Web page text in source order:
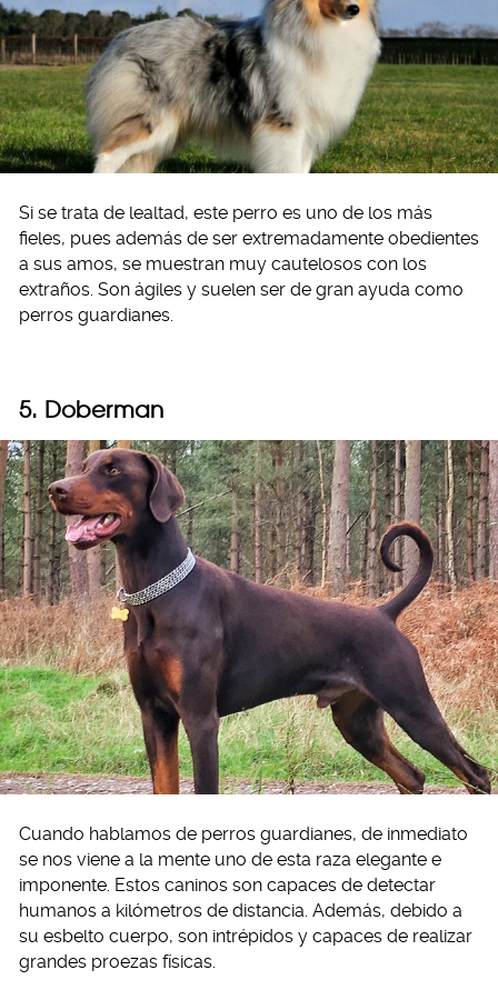
Si se trata de lealtad, este perro es uno de los más
fieles, pues además de ser extremadamente obedientes
a sus amos, se muestran muy cautelosos con los
extraños. Son ágiles y suelen ser de gran ayuda como
perros guardianes.
5. Doberman
Cuando hablamos de perros guardianes, de inmediato
se nos viene a la mente uno de esta raza elegante e
imponente. Estos caninos son capaces de detectar
humanos a kilómetros de distancia. Además, debido a
su esbelto cuerpo, son intrépidos y capaces de realizar
grandes proezas físicas.